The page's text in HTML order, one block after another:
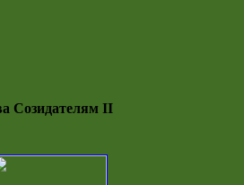
Созидателям II